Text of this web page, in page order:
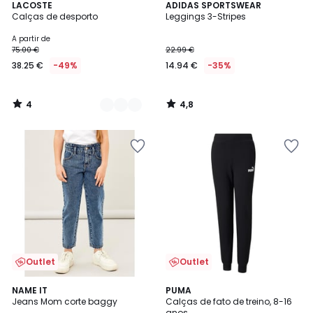
LACOSTE
Calças de desporto
A partir de
75.00 €
38.25 € -49%
4
/
2
Cores
4
/
ADIDAS SPORTSWEAR
Leggings 3-Stripes
22.99 €
14.94 € -35%
4,8
/ 5
4,8
/
Outlet
NAME IT
Jeans Mom corte baggy
5
/
Outlet
PUMA
Calças de fato de treino, 8-16
4
/